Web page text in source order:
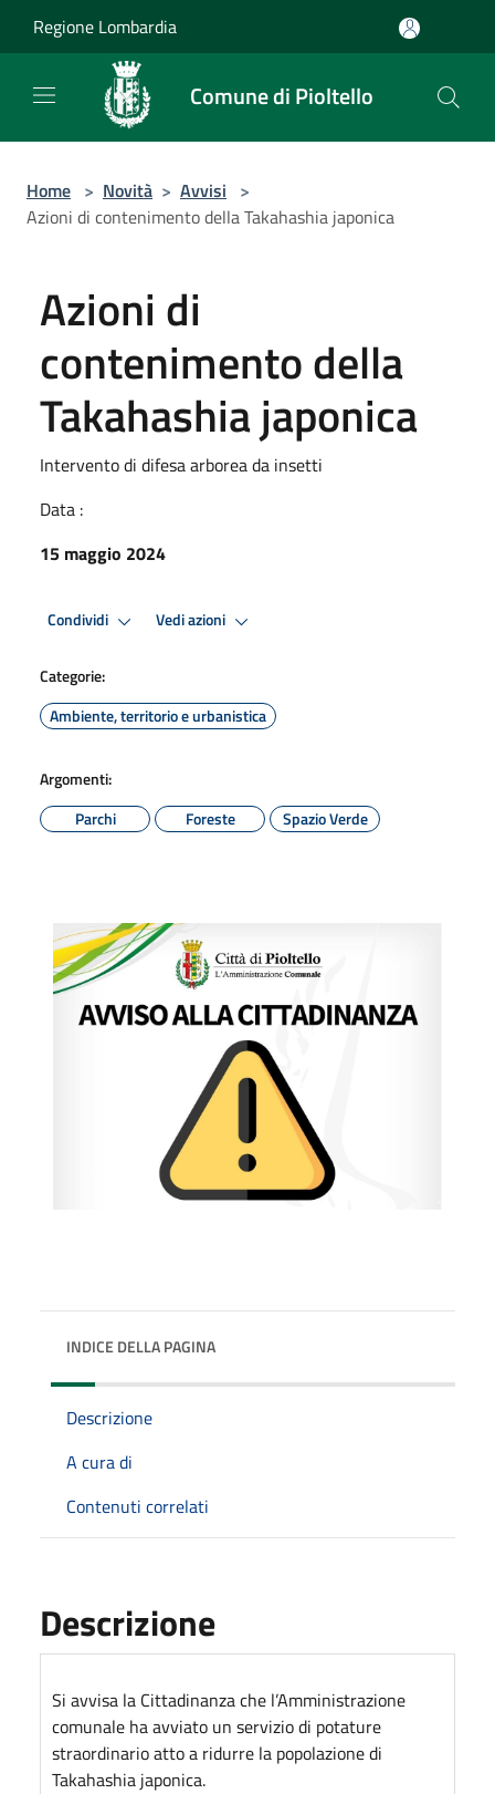
Regione Lombardia
Comune di Pioltello
Home > Novità > Avvisi >
Azioni di contenimento della Takahashia japonica
Azioni di
contenimento della
Takahashia japonica
Intervento di difesa arborea da insetti
Data :
15 maggio 2024
Condividi Vedi azioni
Categorie:
Ambiente, territorio e urbanistica
Argomenti:
Parchi
Foreste Spazio Verde
INDICE DELLA PAGINA
Descrizione
A cura di
Contenuti correlati
Descrizione
Si avvisa la Cittadinanza che l’Amministrazione
comunale ha avviato un servizio di potature
straordinario atto a ridurre la popolazione di
Takahashia japonica.